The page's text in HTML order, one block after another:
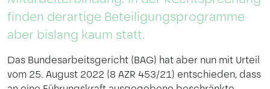
finden derartige Beteiligungsprogramme
aber bislang kaum statt.
Das Bundesarbeitsgericht (BAG) hat aber nun mit Urteil
vom 25. August 2022 (8 AZR 453/21) entschieden, dass